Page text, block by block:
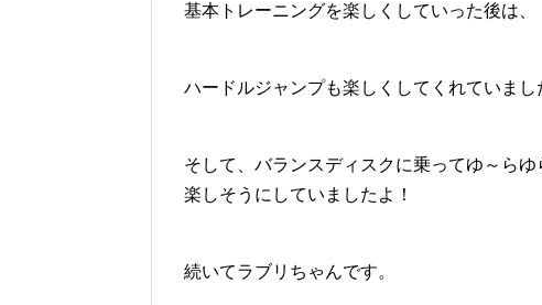
基本トレーニングを楽しくしていった後は、
ハードルジャンプも楽しくしてくれていまし
そして、バランスディスクに乗ってゆ～らゆ
楽しそうにしていましたよ！
続いてラブリちゃんです。